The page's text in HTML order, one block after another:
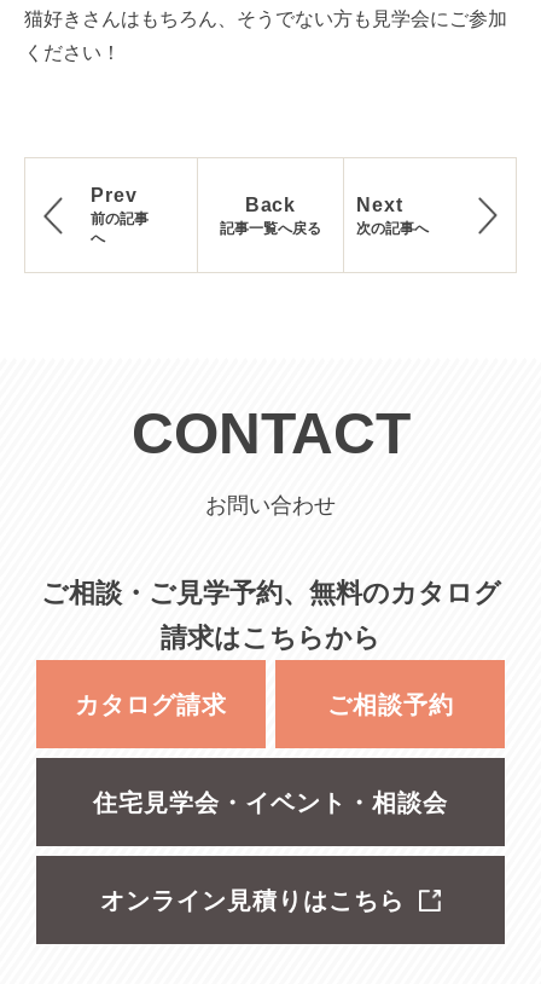
猫好きさんはもちろん、そうでない方も見学会にご参加
ください！
Prev
前の記事
へ
Back
記事一覧へ戻る
Next
次の記事へ
CONTACT
お問い合わせ
ご相談・ご見学予約、無料のカタログ
請求はこちらから
カタログ請求 ご相談予約
住宅見学会・イベント・相談会
オンライン見積りはこちら